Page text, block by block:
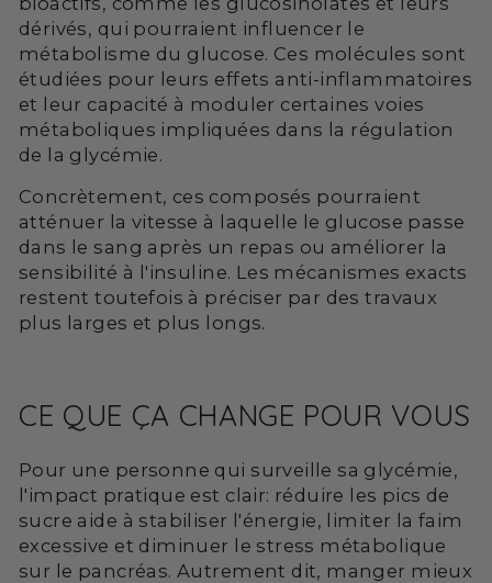
dérivés, qui pourraient influencer le
métabolisme du glucose. Ces molécules sont
étudiées pour leurs effets anti-inflammatoires
et leur capacité à moduler certaines voies
métaboliques impliquées dans la régulation
de la glycémie.
Concrètement, ces composés pourraient
atténuer la vitesse à laquelle le glucose passe
dans le sang après un repas ou améliorer la
sensibilité à l'insuline. Les mécanismes exacts
restent toutefois à préciser par des travaux
plus larges et plus longs.
CE QUE ÇA CHANGE POUR VOUS
Pour une personne qui surveille sa glycémie,
l'impact pratique est clair: réduire les pics de
sucre aide à stabiliser l'énergie, limiter la faim
excessive et diminuer le stress métabolique
sur le pancréas. Autrement dit, manger mieux